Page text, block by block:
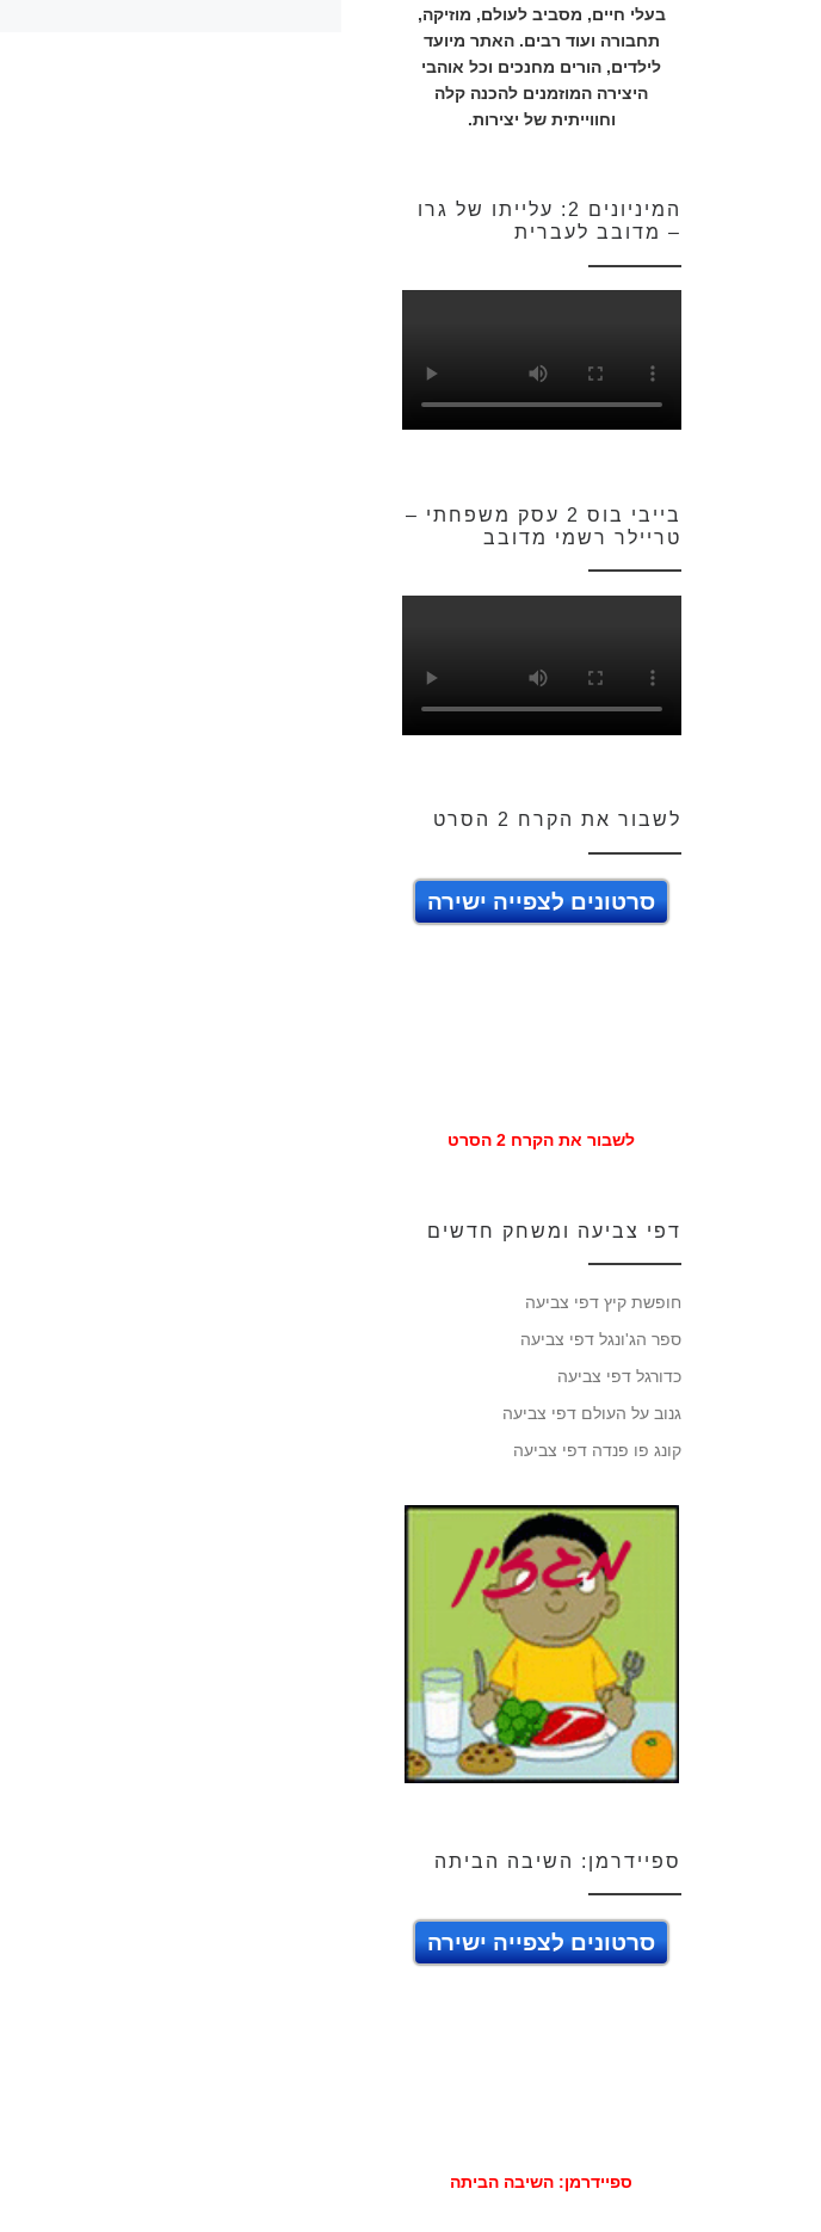
בעלי חיים, מסביב לעולם, מוזיקה,
תחבורה ועוד רבים. האתר מיועד
לילדים, הורים מחנכים וכל אוהבי
היצירה המוזמנים להכנה קלה
וחווייתית של יצירות.
המיניונים 2: עלייתו של גרו
– מדובב לעברית
בייבי בוס 2 עסק משפחתי –
טריילר רשמי מדובב
לשבור את הקרח 2 הסרט
סרטונים לצפייה ישירה
לשבור את הקרח 2 הסרט
דפי צביעה ומשחק חדשים
חופשת קיץ דפי צביעה
ספר הג'ונגל דפי צביעה
כדורגל דפי צביעה
גנוב על העולם דפי צביעה
קונג פו פנדה דפי צביעה
ספיידרמן: השיבה הביתה
סרטונים לצפייה ישירה
ספיידרמן: השיבה הביתה